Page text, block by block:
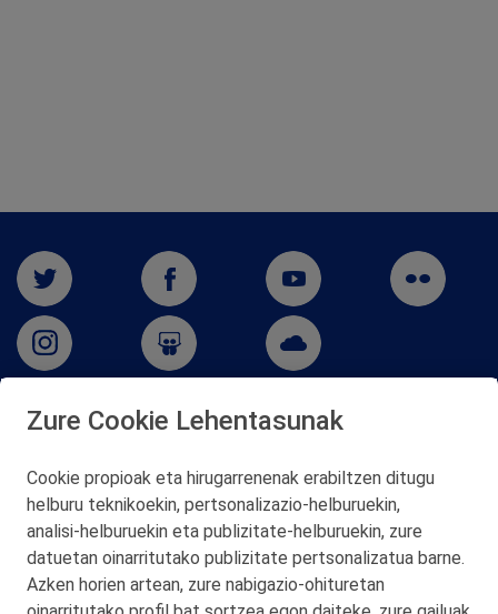
Telf. 946 357 000
© 2026 Petronor S.A.
Zure Cookie Lehentasunak
Cookie propioak eta hirugarrenenak erabiltzen ditugu
helburu teknikoekin, pertsonalizazio‑helburuekin,
analisi‑helburuekin eta publizitate‑helburuekin, zure
datuetan oinarritutako publizitate pertsonalizatua barne.
Azken horien artean, zure nabigazio‑ohituretan